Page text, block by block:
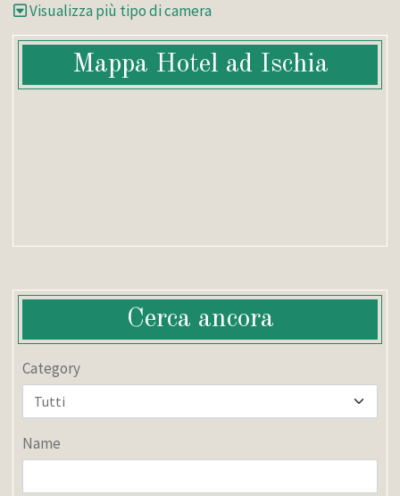
Visualizza più tipo di camera
Mappa Hotel ad Ischia
Cerca ancora
Category
Name